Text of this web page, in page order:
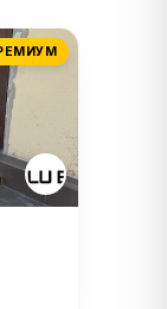
1,